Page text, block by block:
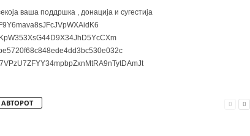
ваша поддршка , донација и сугестија